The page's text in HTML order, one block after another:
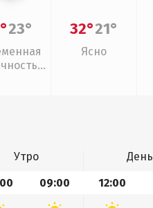
23° 32°21°
Ясно
Утро День
09:00 12:00